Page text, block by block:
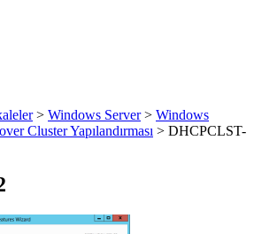
> Windows Server> Windows
Cluster Yapılandırması > DHCPCLST-